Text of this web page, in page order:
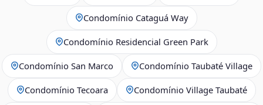
Condomínio Cataguá Way
Condomínio Residencial Green Park
Condomínio San Marco Condomínio Taubaté Village
Condomínio Tecoara Condomínio Village Taubaté